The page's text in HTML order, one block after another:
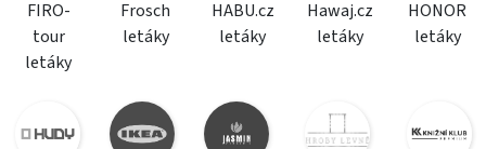
FIRO-
tour
letáky
Frosch
letáky
HABU.cz
letáky
Hawaj.cz
letáky
HONOR
letáky